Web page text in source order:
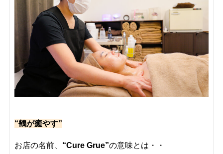
“鶴が癒やす”
お店の名前、 “Cure Grue”の意味とは・・